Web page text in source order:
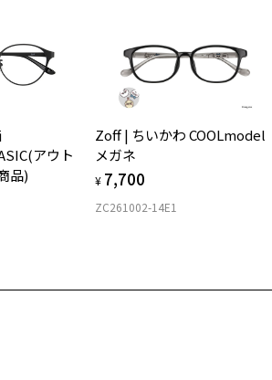
アウト
品)
Zoff | ちいかわ COOLmodel
メガネ
¥ 7,700
ZC261002-14E1